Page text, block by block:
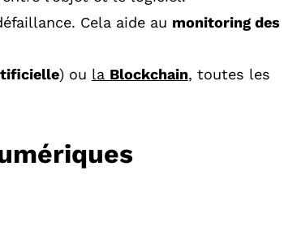
Cela aide au monitoring des
) ou la Blockchain, toutes les